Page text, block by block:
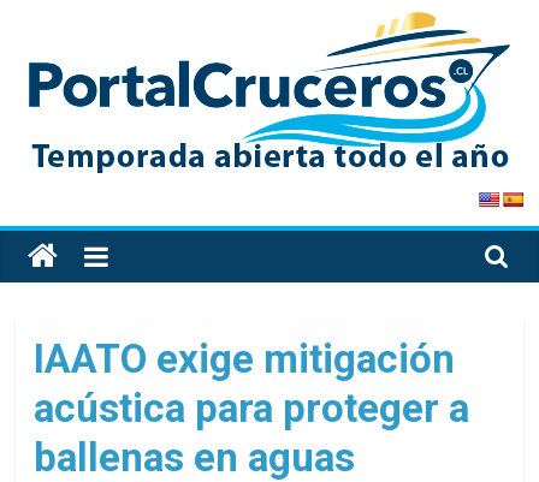
content
PortalCruceros
Toda
la
de
cruceros
en
un
solo
IAATO exige mitigación
acústica para proteger a
ballenas en aguas